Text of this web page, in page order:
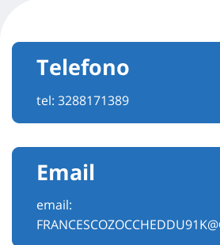
Telefono
tel: 3288171389
Email
email: